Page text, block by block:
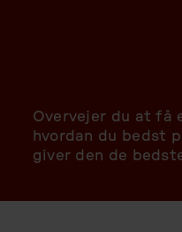
Overvejer du at få
hvordan du bedst
giver den de